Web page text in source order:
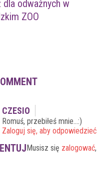
dla odważnych w
ZOO
CZESIO
Romuś, przebiłeś mnie…:)
Zaloguj się, aby odpowiedzieć
Musisz się zalogować